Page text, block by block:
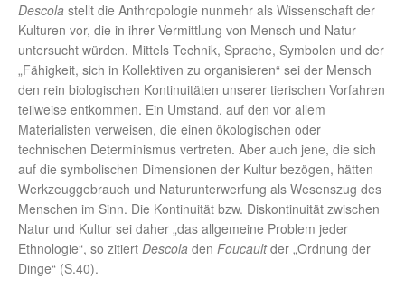
Descola stellt die Anthropologie nunmehr als Wissenschaft der
Kulturen vor, die in ihrer Vermittlung von Mensch und Natur
untersucht würden. Mittels Technik, Sprache, Symbolen und der
„Fähigkeit, sich in Kollektiven zu organisieren“ sei der Mensch
den rein biologischen Kontinuitäten unserer tierischen Vorfahren
teilweise entkommen. Ein Umstand, auf den vor allem
Materialisten verweisen, die einen ökologischen oder
technischen Determinismus vertreten. Aber auch jene, die sich
auf die symbolischen Dimensionen der Kultur bezögen, hätten
Werkzeuggebrauch und Naturunterwerfung als Wesenszug des
Menschen im Sinn. Die Kontinuität bzw. Diskontinuität zwischen
Natur und Kultur sei daher „das allgemeine Problem jeder
Ethnologie“, so zitiert Descola den Foucaultder „Ordnung der
Dinge“ (S.40).